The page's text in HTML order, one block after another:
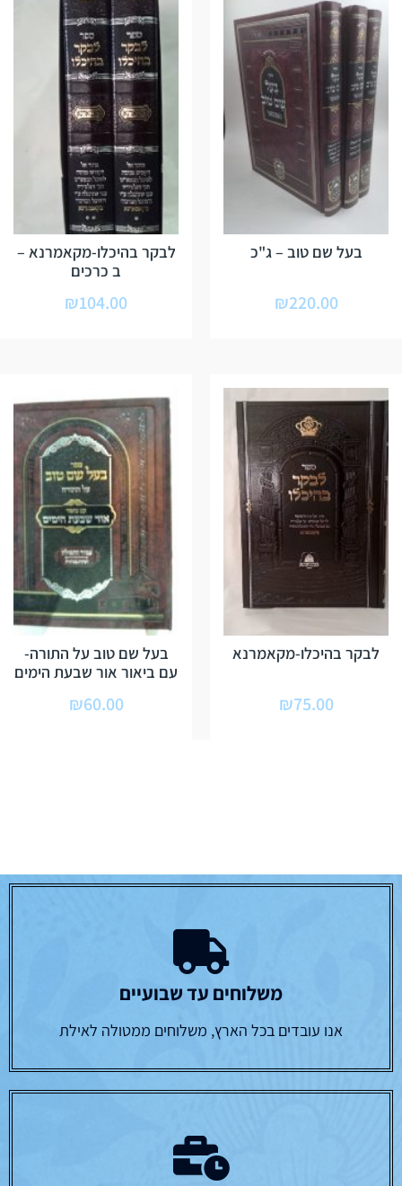
בעל שם טוב – ג"כ
₪220.00
לבקר בהיכלו-מקאמרנא –
ב כרכים
₪104.00
לבקר בהיכלו-מקאמרנא
₪75.00
בעל שם טוב על התורה-
עם ביאור אור שבעת הימים
₪60.00
משלוחים עד שבועיים
אנו עובדים בכל הארץ, משלוחים ממטולה לאילת